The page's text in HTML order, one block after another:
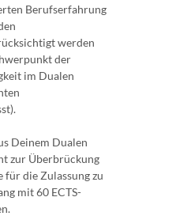
Berufserfahrung
werden
der
im Dualen
Deinem Dualen
zur Überbrückung
für die Zulassung zu
mit 60 ECTS-